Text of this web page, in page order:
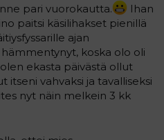
pari vuorokautta.
Ihan
paitsi käsilihakset pienillä
ajan
koska olo oli
ekasta päivästä ollut
vahvaksi ja tavalliseksi
nyt näin melkein 3 kk